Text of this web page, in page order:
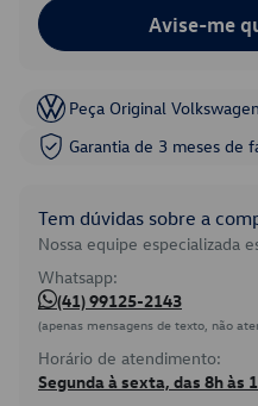
Avise-me
Peça Original Volkswagen
Garantia de 3 meses de
Tem dúvidas sobre a
Nossa equipe especializada
Whatsapp:
(41) 99125-2143
(apenas mensagens de texto, não
Horário de atendimento:
Segunda à sexta, das 8h às